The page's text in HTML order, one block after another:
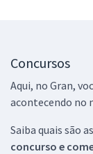
Concursos
Aqui, no Gran,
acontecendo no
Saiba quais são
concurso e